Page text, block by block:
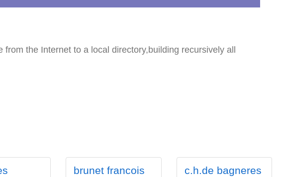
the Internet to a local directory,building recursively all
brunet francois
c.h.de bagneres